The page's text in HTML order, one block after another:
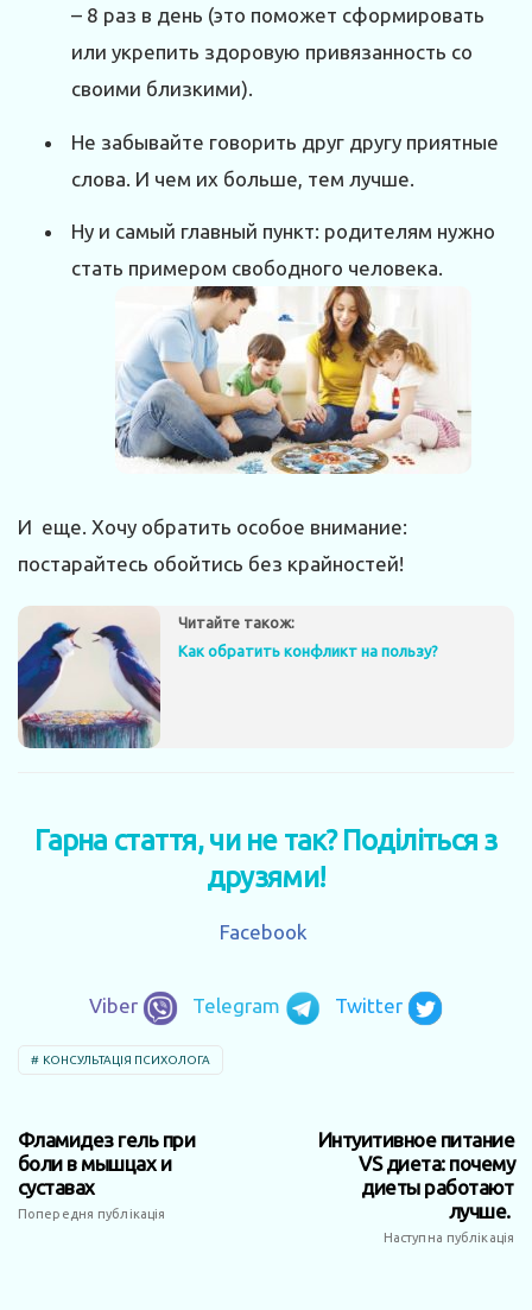
– 8 раз в день (это поможет сформировать
или укрепить здоровую привязанность со
своими близкими).
Не забывайте говорить друг другу приятные
слова. И чем их больше, тем лучше.
Ну и самый главный пункт: родителям нужно
стать примером свободного человека.
И еще. Хочу обратить особое внимание:
постарайтесь обойтись без крайностей!
Читайте також:
Как обратить конфликт на пользу?
Гарна стаття, чи не так? Поділіться з
друзями!
Facebook
Viber Telegram Twitter
КОНСУЛЬТАЦІЯ ПСИХОЛОГА
Фламидез гель при
боли в мышцах и
суставах
Попередня публікація
Интуитивное питание
VS диета: почему
диеты работают
лучше.
Наступна публікація